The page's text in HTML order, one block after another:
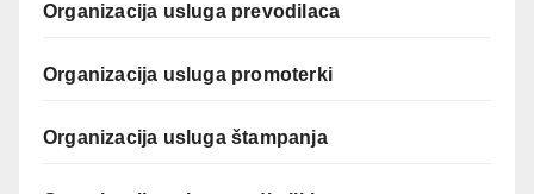
Organizacija usluga prevodilaca
Organizacija usluga promoterki
Organizacija usluga štampanja